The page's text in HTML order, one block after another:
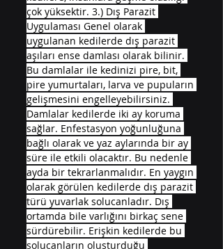
çok yüksektir. 3.) Dış Parazit
Uygulaması Genel olarak
uygulanan kedilerde dış parazit
aşıları ense damlası olarak bilinir.
Bu damlalar ile kedinizi pire, bit,
pire yumurtaları, larva ve pupuların
gelişmesini engelleyebilirsiniz.
Damlalar kedilerde iki ay koruma
sağlar. Enfestasyon yoğunluğuna
bağlı olarak ve yaz aylarında bir ay
süre ile etkili olacaktır. Bu nedenle
ayda bir tekrarlanmalıdır. En yaygın
olarak görülen kedilerde dış parazit
türü yuvarlak solucanladır. Dış
ortamda bile varlığını birkaç sene
sürdürebilir. Erişkin kedilerde bu
solucanların oluşturduğu